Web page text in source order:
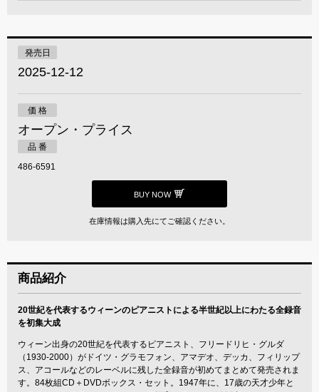
発売日
2025-12-12
価 格
オープン・プライス
品 番
486-6591
BUY NOW
在庫情報は購入先にてご確認ください。
商品紹介
20世紀を代表するウィーンのピアニストによる半世紀以上にわたる全録音
を初集大成
ウィーン出身の20世紀を代表するピアニスト、フリードリヒ・グルダ
（1930-2000）がドイツ・グラモフォン、アマデオ、デッカ、フィリップ
ス、アコールなどのレーベルに残した全録音が初めてまとめて発売されま
す。84枚組CD＋DVDボックス・セット。1947年に、17歳の天才少年と